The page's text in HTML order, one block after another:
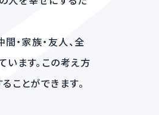
長して、周りの人を幸せにす